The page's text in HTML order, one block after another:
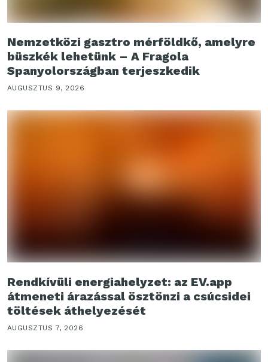
Nemzetközi gasztro mérföldkő, amelyre
büszkék lehetünk – A Fragola
Spanyolországban terjeszkedik
AUGUSZTUS 9, 2026
Rendkívüli energiahelyzet: az EV.app
átmeneti árazással ösztönzi a csúcsidei
töltések áthelyezését
AUGUSZTUS 7, 2026